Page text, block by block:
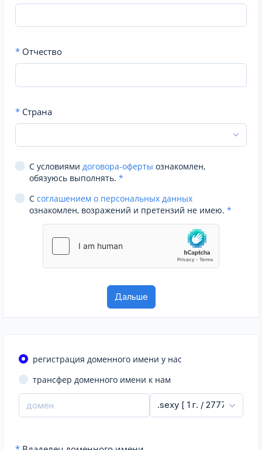
* Отчество
* Страна
С условиями договора-оферты ознакомлен,
обязуюсь выполнять. *
С соглашением о персональных данных
ознакомлен, возражений и претензий не имею. *
регистрация доменного имени у нас
трансфер доменного имени к нам